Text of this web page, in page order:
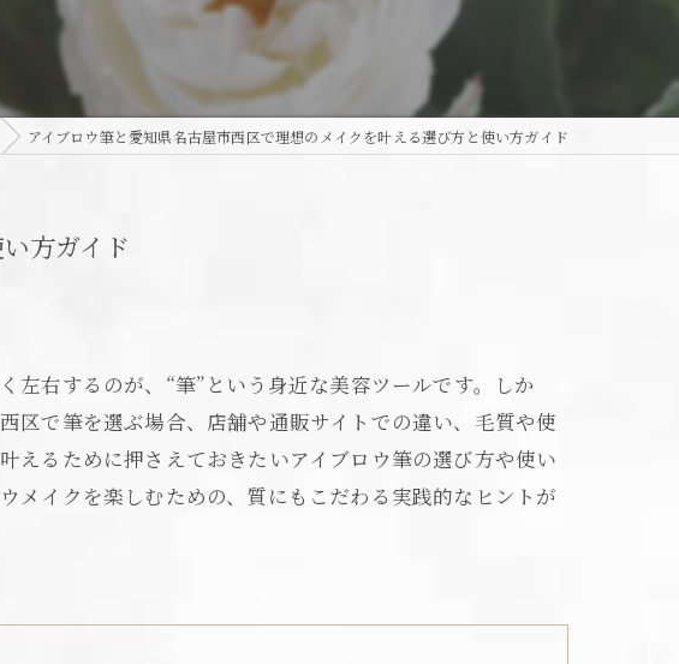
子連れ
アイブロウ筆と愛知県名古屋市西区で理想のメイクを叶える選び方と使い方ガイド
方ガイド
右するのが、“筆”という身近な美容ツールです。しか
区で筆を選ぶ場合、店舗や通販サイトでの違い、毛質や使
えるために押さえておきたいアイブロウ筆の選び方や使い
メイクを楽しむための、質にもこだわる実践的なヒントが